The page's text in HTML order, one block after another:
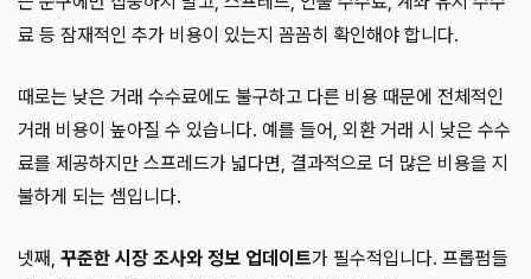
료 등 잠재적인 추가 비용이 있는지 꼼꼼히 확인해야 합니다.
때로는 낮은 거래 수수료에도 불구하고 다른 비용 때문에 전체적인
거래 비용이 높아질 수 있습니다. 예를 들어, 외환 거래 시 낮은 수수
료를 제공하지만 스프레드가 넓다면, 결과적으로 더 많은 비용을 지
불하게 되는 셈입니다.
넷째, 꾸준한 시장 조사와 정보 업데이트가 필수적입니다. 프롭펌들